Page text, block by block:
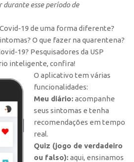
USP
durante esse período de
19 de uma forma diferente?
O que fazer na quarentena?
19? Pesquisadores da USP
inteligente, confira!
O aplicativo tem várias
funcionalidades:
Meu diário:acompanhe
seus sintomas e tenha
recomendações em tempo
real.
Quiz (jogo de verdadeiro
ou falso):aqui, ensinamos